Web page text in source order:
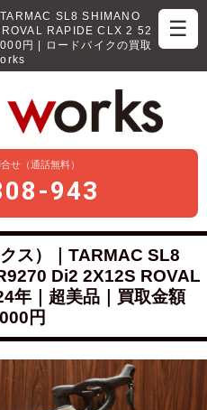
☰
SL8 SHIMANO
RAPIDE CLX 2 52
円 | ロードバイクの買取
せ（通話無料）
943
ス）｜TARMAC SL8
Di2 2X12S ROVAL
年｜超美品｜買取金額
円